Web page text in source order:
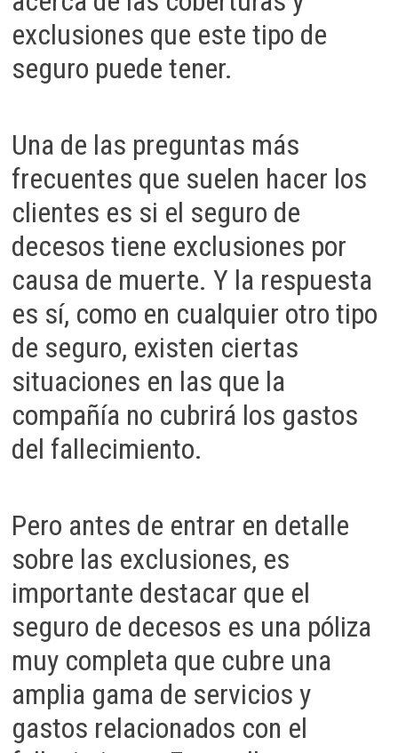
exclusiones que este tipo de
seguro puede tener.
Una de las preguntas más
frecuentes que suelen hacer los
clientes es si el seguro de
decesos tiene exclusiones por
causa de muerte. Y la respuesta
es sí, como en cualquier otro tipo
de seguro, existen ciertas
situaciones en las que la
compañía no cubrirá los gastos
del fallecimiento.
Pero antes de entrar en detalle
sobre las exclusiones, es
importante destacar que el
seguro de decesos es una póliza
muy completa que cubre una
amplia gama de servicios y
gastos relacionados con el